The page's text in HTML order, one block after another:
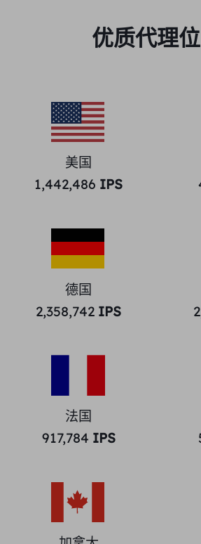
优质代理
美国
1,442,486 IPS
德国
2,358,742 IPS
法国
917,784 IPS